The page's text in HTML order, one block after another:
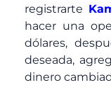
registrarte
hacer una
dólares,
deseada,
dinero